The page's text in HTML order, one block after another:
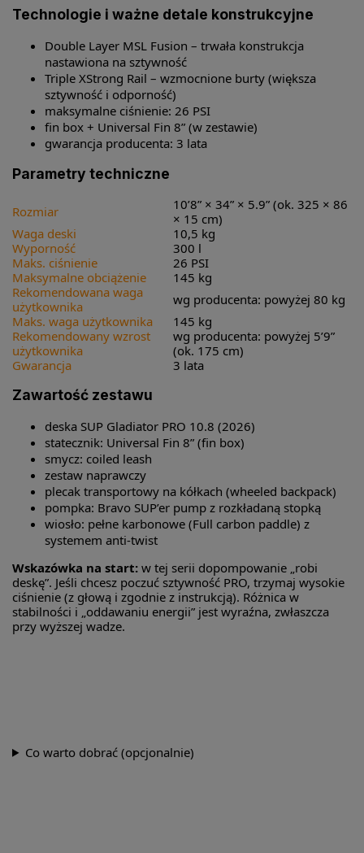
Technologie i ważne detale konstrukcyjne
Double Layer MSL Fusion – trwała konstrukcja
nastawiona na sztywność
Triple XStrong Rail – wzmocnione burty (większa
sztywność i odporność)
maksymalne ciśnienie: 26 PSI
fin box + Universal Fin 8” (w zestawie)
gwarancja producenta: 3 lata
Parametry techniczne
Rozmiar
10’8” × 34” × 5.9” (ok. 325 × 86
× 15 cm)
Waga deski
10,5 kg
Wyporność
300 l
Maks. ciśnienie
26 PSI
Maksymalne obciążenie
145 kg
Rekomendowana waga
użytkownika
wg producenta: powyżej 80 kg
Maks. waga użytkownika
145 kg
Rekomendowany wzrost
użytkownika
wg producenta: powyżej 5’9”
(ok. 175 cm)
Gwarancja
3 lata
Zawartość zestawu
deska SUP Gladiator PRO 10.8 (2026)
statecznik: Universal Fin 8” (fin box)
smycz: coiled leash
zestaw naprawczy
plecak transportowy na kółkach (wheeled backpack)
pompka: Bravo SUP’er pump z rozkładaną stopką
wiosło: pełne karbonowe (Full carbon paddle) z
systemem anti-twist
Wskazówka na start: w tej serii dopompowanie „robi
deskę”. Jeśli chcesz poczuć sztywność PRO, trzymaj wysokie
ciśnienie (z głową i zgodnie z instrukcją). Różnica w
stabilności i „oddawaniu energii” jest wyraźna, zwłaszcza
przy wyższej wadze.
Co warto dobrać (opcjonalnie)